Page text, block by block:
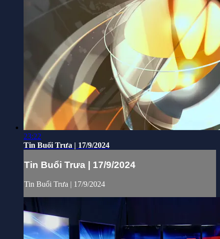
23:22
Tin Buổi Trưa | 17/9/2024
Tin Buổi Trưa | 17/9/2024
Tin Buổi Trưa | 17/9/2024